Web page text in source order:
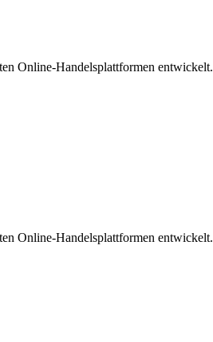
Online-Handelsplattformen entwickelt.
Online-Handelsplattformen entwickelt.